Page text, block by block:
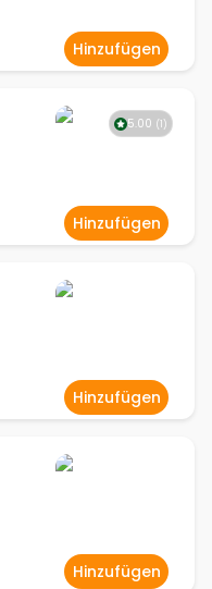
Hinzufügen
5.00 (1 )
Hinzufügen
Hinzufügen
Hinzufügen